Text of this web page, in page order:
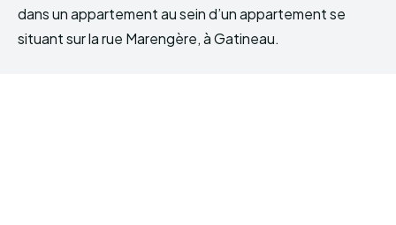
dans un appartement au sein d’un appartement se
situant sur la rue Marengère, à Gatineau.